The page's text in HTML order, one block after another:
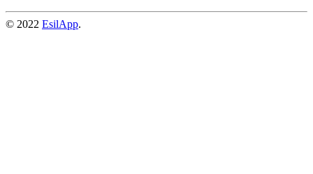
© 2022 EsilApp.